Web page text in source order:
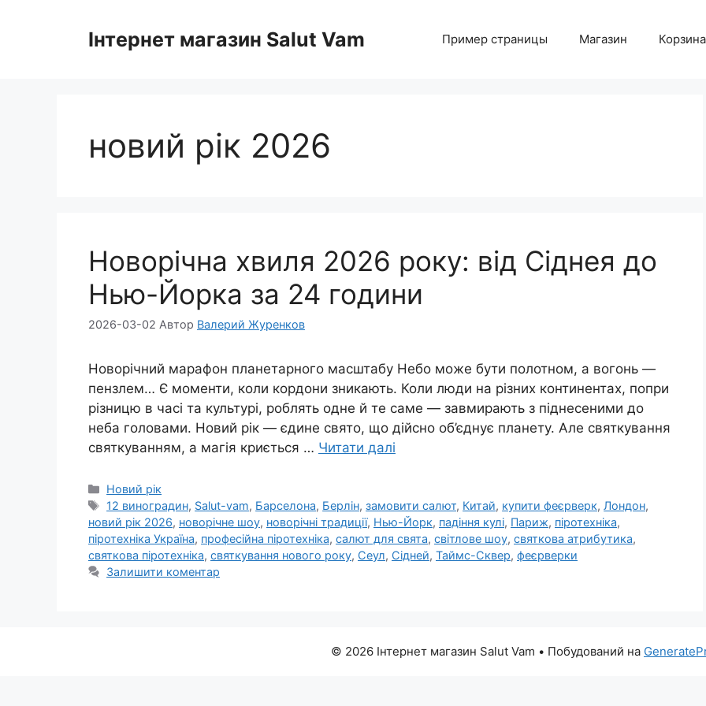
Інтернет магазин Salut Vam Пример страницы Магазин Корзина
новий рік 2026
Новорічна хвиля 2026 року: від Сіднея до
Нью-Йорка за 24 години
2026-03-02 Автор Валерий Журенков
Новорічний марафон планетарного масштабу Небо може бути полотном, а вогонь —
пензлем… Є моменти, коли кордони зникають. Коли люди на різних континентах, попри
різницю в часі та культурі, роблять одне й те саме — завмирають з піднесеними до
неба головами. Новий рік — єдине свято, що дійсно об’єднує планету. Але святкування
святкуванням, а магія криється … Читати далі
Категорії
Новий рік
Позначки
12 виноградин, Salut-vam, Барселона, Берлін,замовити салют, Китай, купити феєрверк,Лондон,
новий рік 2026, новорічне шоу, новорічні традиції, Нью-Йорк, падіння кулі, Париж, піротехніка,
піротехніка Україна, професійна піротехніка, салют для свята, світлове шоу, святкова атрибутика,
святкова піротехніка, святкування нового року, Сеул, Сідней, Таймс-Сквер, феєрверки
Залишити коментар
© 2026 Інтернет магазин Salut Vam • Побудований на